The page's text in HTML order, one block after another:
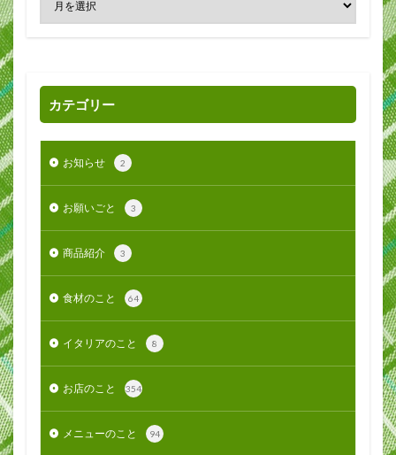
カテゴリー
お知らせ 2
お願いごと 3
商品紹介 3
食材のこと 64
イタリアのこと 8
お店のこと 354
メニューのこと 94